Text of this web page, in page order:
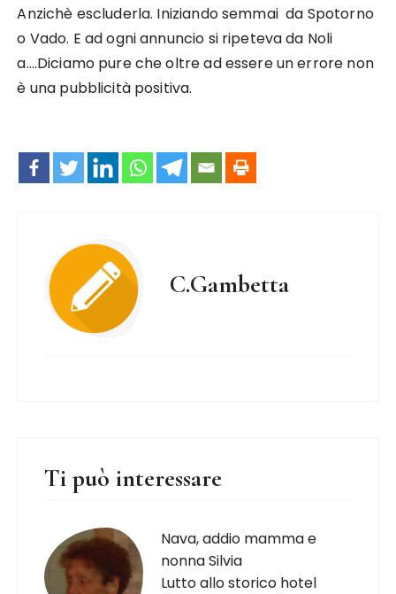
Anzichè escluderla. Iniziando semmai da Spotorno
o Vado. E ad ogni annuncio si ripeteva da Noli
a….Diciamo pure che oltre ad essere un errore non
è una pubblicità positiva.
C.Gambetta
Ti può interessare
Nava, addio mamma e
nonna Silvia
Lutto allo storico hotel